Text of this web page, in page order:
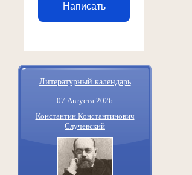
Написать
Литературный календарь
07 Августа 2026
Константин Константинович
Случевский